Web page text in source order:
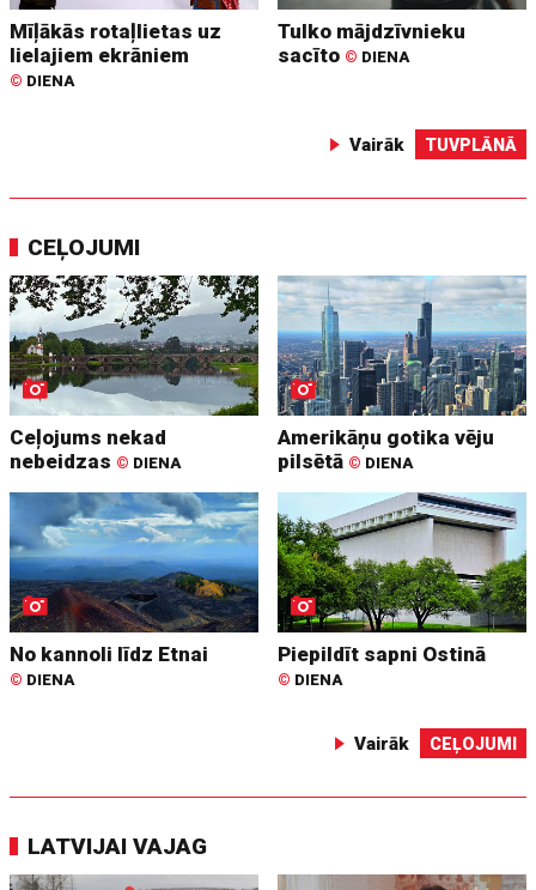
Mīļākās rotaļlietas uz
lielajiem ekrāniem
© DIENA
Tulko mājdzīvnieku
sacīto © DIENA
Vairāk TUVPLĀNĀ
CEĻOJUMI
Ceļojums nekad
nebeidzas © DIENA
Amerikāņu gotika vēju
pilsētā © DIENA
No kannoli līdz Etnai
© DIENA
Piepildīt sapni Ostinā
© DIENA
Vairāk CEĻOJUMI
LATVIJAI VAJAG